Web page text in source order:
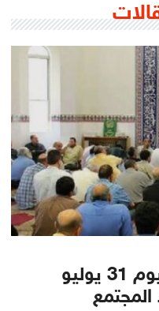
موضوع خطبة الجمعة اليوم 31 يوليو